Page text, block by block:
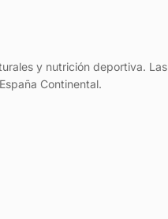
y nutrición deportiva. Las
Continental.